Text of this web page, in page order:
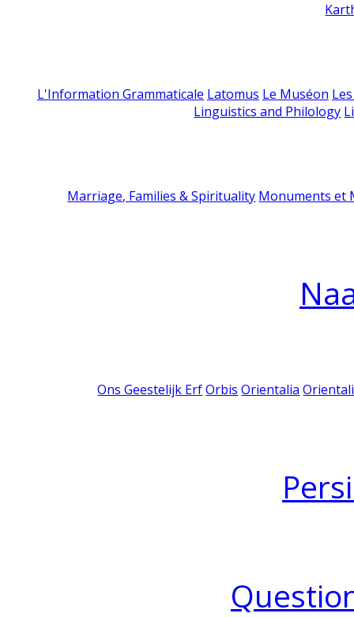
L'Information Grammaticale Latomus Le Muséon
Linguistics and Philology
Marriage, Families & Spirituality Monuments et
Ons Geestelijk Erf Orbis Orientalia